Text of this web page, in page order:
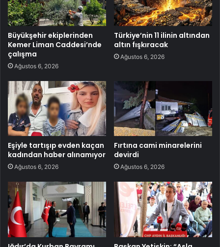
Büyükşehir ekiplerinden
Kemer Liman Caddesi’nde
çalışma
Ağustos 6, 2026
Türkiye’nin 11 ilinin altından
altın fışkıracak
Ağustos 6, 2026
Eşiyle tartışıp evden kaçan
kadından haber alınamıyor
Ağustos 6, 2026
Fırtına cami minarelerini
devirdi
Ağustos 6, 2026